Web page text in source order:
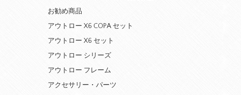
お勧め商品
アウトロー X6 COPA セット
アウトロー X6 セット
アウトロー シリーズ
アウトロー フレーム
アクセサリー・パーツ